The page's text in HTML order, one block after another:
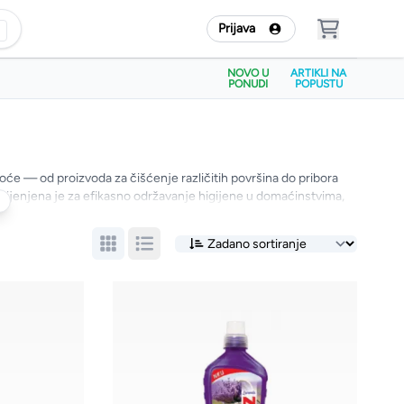
Prijava
NOVO U
PONUDI
ARTIKLI NA
POPUSTU
— od proizvoda za čišćenje različitih površina do pribora
je za efikasno održavanje higijene u domaćinstvima,
za čišćenje.